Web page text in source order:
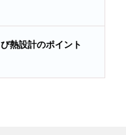
び熱設計のポイント